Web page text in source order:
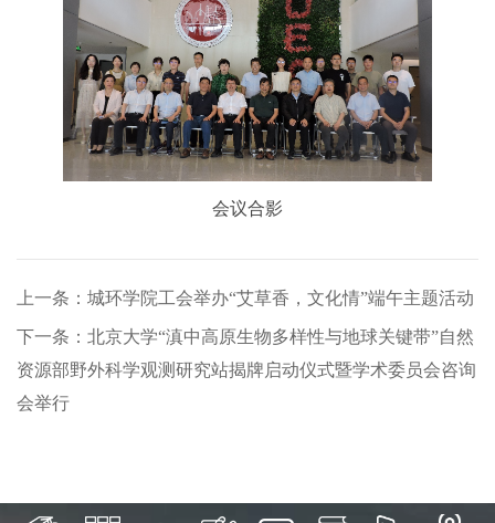
会议合影
上一条：城环学院工会举办“艾草香，文化情”端午主题活动
下一条：北京大学“滇中高原生物多样性与地球关键带”自然
资源部野外科学观测研究站揭牌启动仪式暨学术委员会咨询
会举行